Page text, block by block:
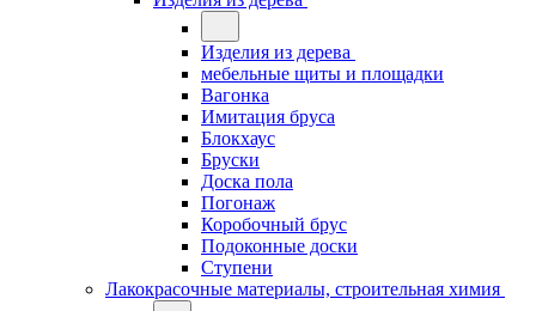
Изделия из дерева
мебельные щиты и площадки
Вагонка
Имитация бруса
Блокхаус
Бруски
Доска пола
Погонаж
Коробочный брус
Подоконные доски
Ступени
Лакокрасочные материалы, строительная химия